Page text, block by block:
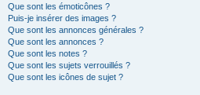
Que sont les émoticônes ?
Puis-je insérer des images ?
Que sont les annonces générales ?
Que sont les annonces ?
Que sont les notes ?
Que sont les sujets verrouillés ?
Que sont les icônes de sujet ?